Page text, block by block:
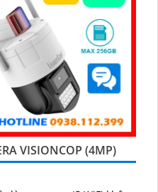
VISIONCOP (4MP)